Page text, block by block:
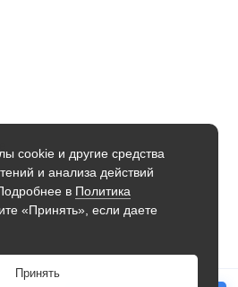
cookie и другие средства
и анализа действий
в Политика
«Принять», если даете
Принять